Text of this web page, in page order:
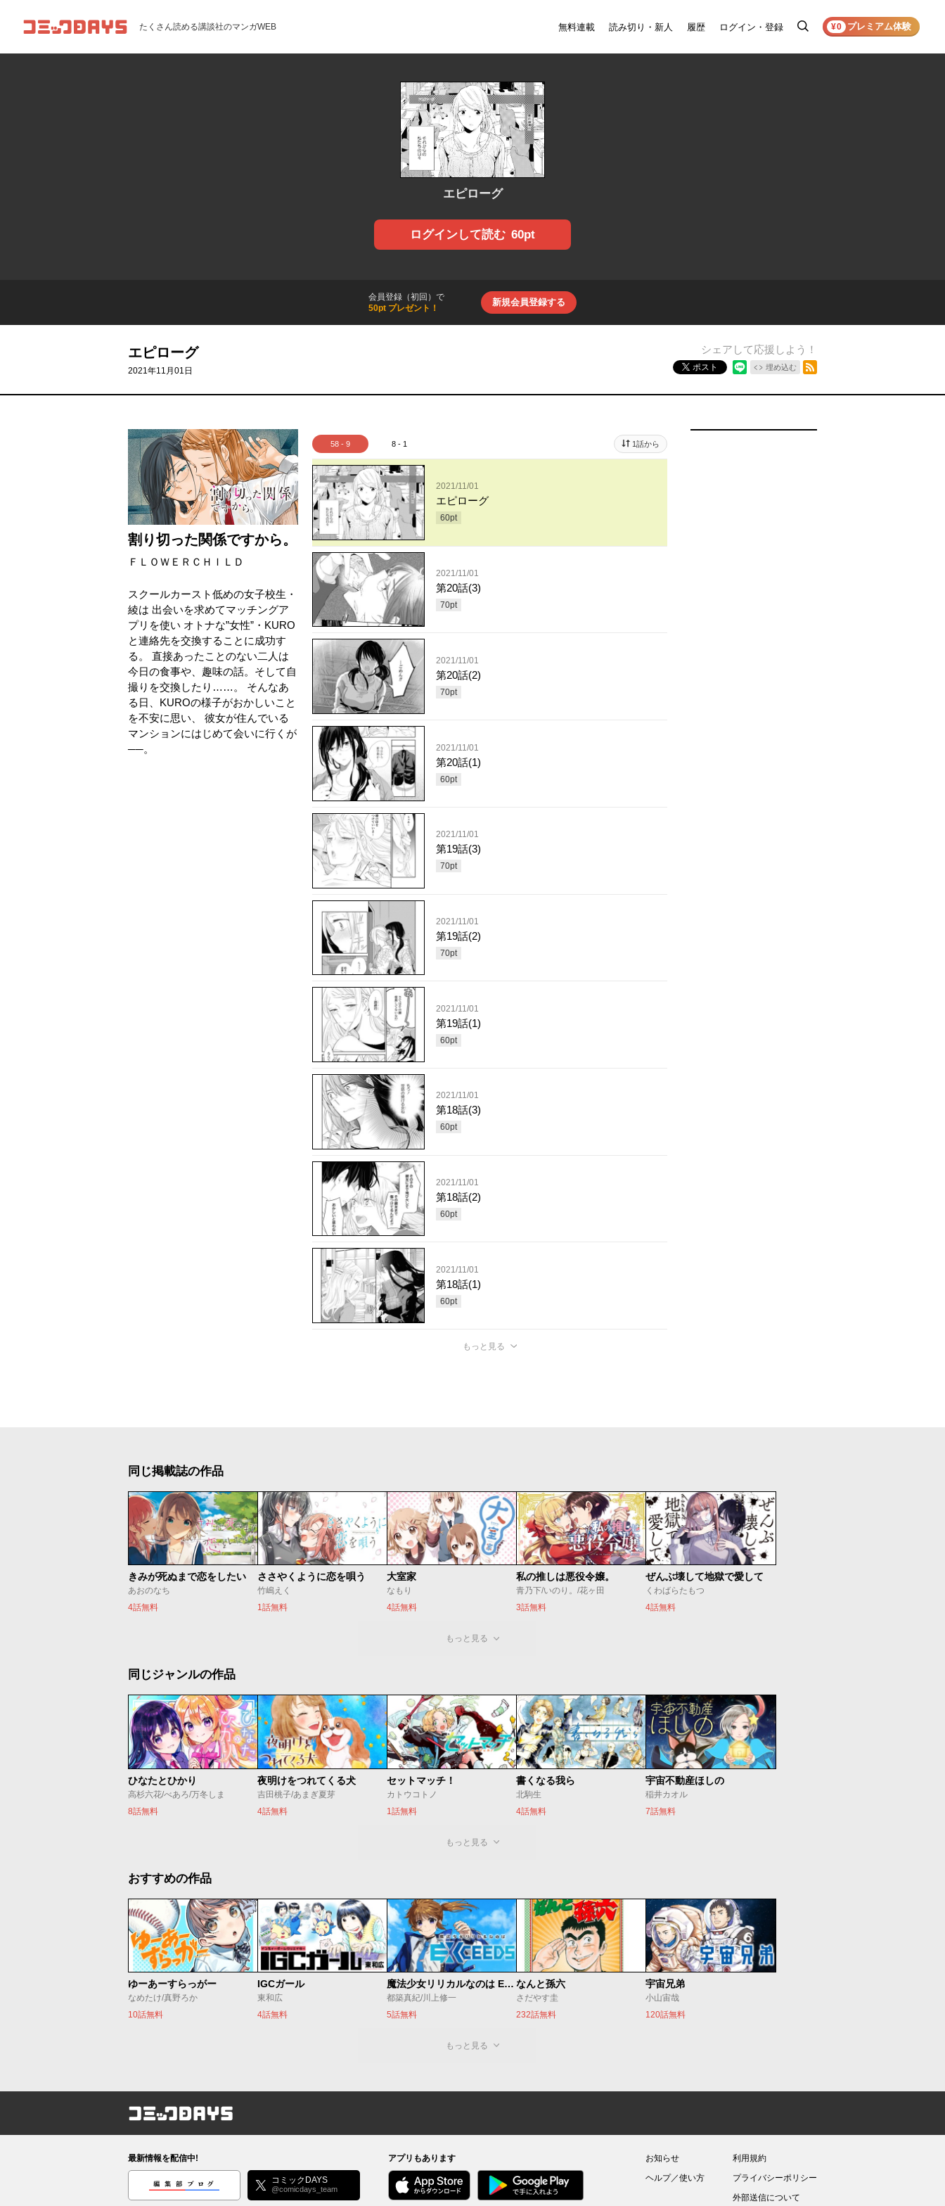
コミックDAYS たくさん読める講談社のマンガWEB 無料連載 読み切り・新人 履歴 ログイン・登録
検
¥0 プレミアム体験
エピローグ
ログインして読む 60pt
会員登録（初回）で
50pt プレゼント！
新規会員登録する
エピローグ
2021年11月01日
シェアして応援しよう！
ポスト 埋め込む
割り切った関係ですから。
ＦＬＯＷＥＲＣＨＩＬＤ
スクールカースト低めの女子校生・
綾は 出会いを求めてマッチングア
プリを使い オトナな”女性”・KURO
と連絡先を交換することに成功す
る。 直接あったことのない二人は
今日の食事や、趣味の話。そして自
撮りを交換したり……。 そんなあ
る日、KUROの様子がおかしいこと
を不安に思い、 彼女が住んでいる
マンションにはじめて会いに行くが
──。
58 - 9 8 - 1 1話から
2021/11/01
エピローグ
60pt
2021/11/01
第20話(3)
70pt
2021/11/01
第20話(2)
70pt
2021/11/01
第20話(1)
60pt
2021/11/01
第19話(3)
70pt
2021/11/01
第19話(2)
70pt
2021/11/01
第19話(1)
60pt
2021/11/01
第18話(3)
60pt
2021/11/01
第18話(2)
60pt
2021/11/01
第18話(1)
60pt
もっと見る
同じ掲載誌の作品
きみが死ぬまで恋をしたい
あおのなち
4話無料
ささやくように恋を唄う
竹嶋えく
1話無料
大室家
なもり
4話無料
私の推しは悪役令嬢。
青乃下/いのり。/花ヶ田
3話無料
ぜんぶ壊して地獄で愛して
くわばらたもつ
4話無料
もっと見る
同じジャンルの作品
ひなたとひかり
高杉六花/べあろ/万冬しま
8話無料
夜明けをつれてくる犬
吉田桃子/あまぎ夏芽
4話無料
セットマッチ！
カトウコトノ
1話無料
書くなる我ら
北駒生
4話無料
宇宙不動産ほしの
稲井カオル
7話無料
もっと見る
おすすめの作品
ゆーあーすらっがー
なめたけ/真野ろか
10話無料
IGCガール
東和広
4話無料
魔法少女リリカルなのは EXCEEDS
都築真紀/川上修一
5話無料
なんと孫六
さだやす圭
232話無料
宇宙兄弟
小山宙哉
120話無料
もっと見る
コミックDAYS
最新情報を配信中!
編集部ブログ コミックDAYS
@comicdays_team
アプリもあります
お知らせ
ヘルプ／使い方
利用規約
プライバシーポリシー
外部送信について